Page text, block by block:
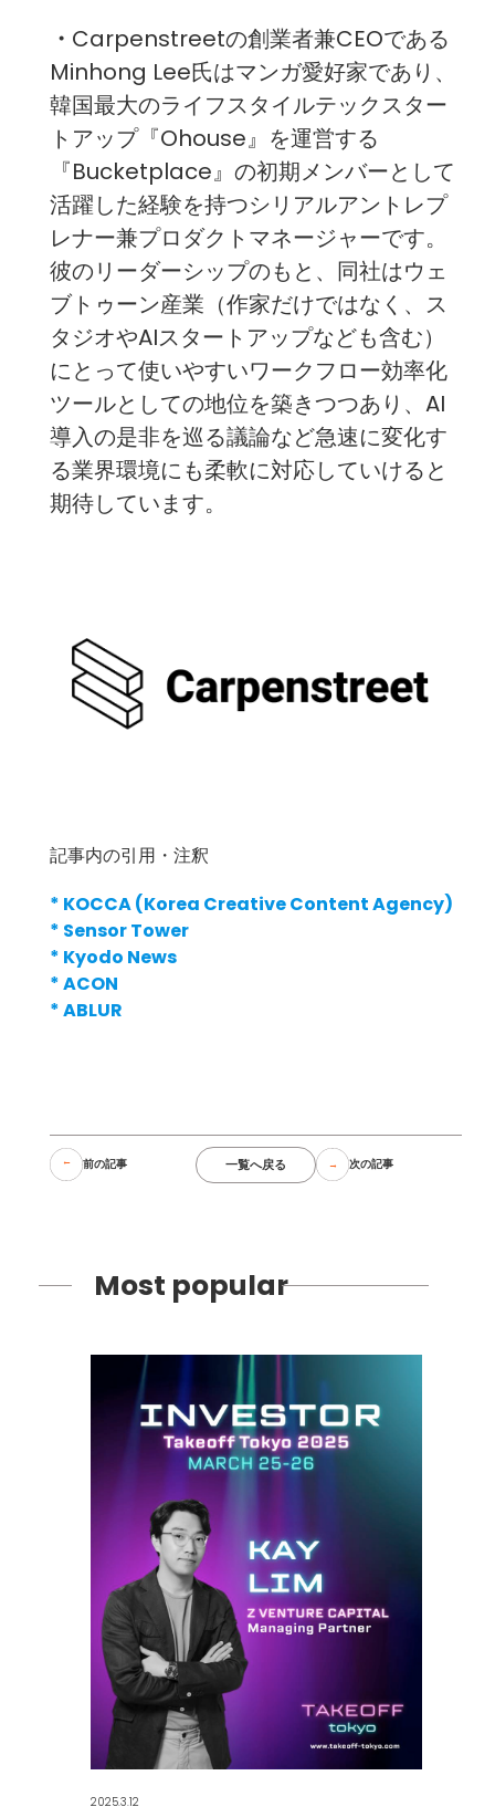
・ Carpenstreetの創業者兼CEOである
Minhong Lee氏はマンガ愛好家であり、
韓国最大のライフスタイルテックスター
トアップ『Ohouse』を運営する
『Bucketplace』の初期メンバーとして
活躍した経験を持つシリアルアントレプ
レナー兼プロダクトマネージャーです。
彼のリーダーシップのもと、同社はウェ
ブトゥーン産業（作家だけではなく、ス
タジオやAIスタートアップなども含む）
にとって使いやすいワークフロー効率化
ツールとしての地位を築きつつあり、AI
導入の是非を巡る議論など急速に変化す
る業界環境にも柔軟に対応していけると
期待しています。
記事内の引用・注釈
* KOCCA (Korea Creative Content Agency)
* Sensor Tower
* Kyodo News
*ACON
*ABLUR
前の記事 一覧へ戻る 次の記事
Most popular
2025.3.12